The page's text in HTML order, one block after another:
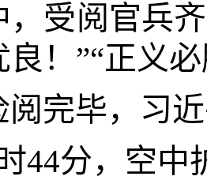
，受阅官兵
良！”“正义
阅完毕，习
44分，空中